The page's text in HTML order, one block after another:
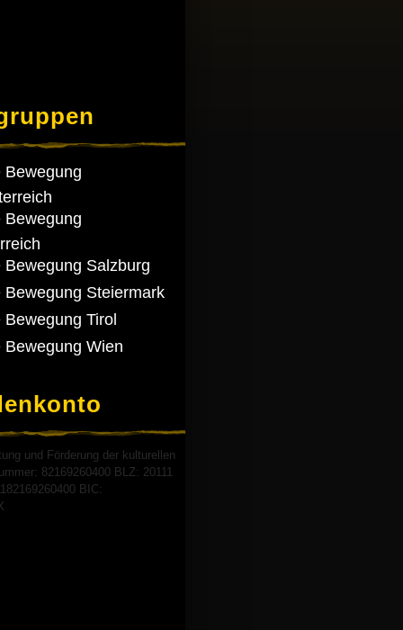
Bewegung
Bewegung
Bewegung Salzburg
Bewegung Steiermark
Tirol
Bewegung Wien
und Förderung der kulturellen
82169260400 BLZ: 20111
BIC: